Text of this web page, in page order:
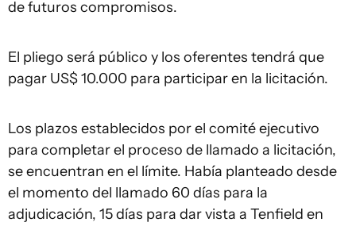
de futuros compromisos.
El pliego será público y los oferentes tendrá que
pagar US$ 10.000 para participar en la licitación.
Los plazos establecidos por el comité ejecutivo
para completar el proceso de llamado a licitación,
se encuentran en el límite. Había planteado desde
el momento del llamado 60 días para la
adjudicación, 15 días para dar vista a Tenfield en